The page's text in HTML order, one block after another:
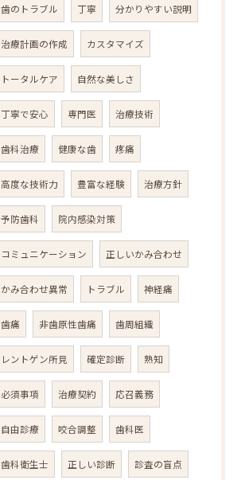
歯のトラブル 丁寧 分かりやすい説明
治療計画の作成 カスタマイズ
トータルケア 自然な美しさ
丁寧で安心 専門医 治療技術
歯科治療 健康な歯 疼痛
高度な技術力 豊富な経験 治療方針
予防歯科 院内感染対策
コミュニケーション 正しいかみ合わせ
かみ合わせ異常 トラブル 神経痛
歯痛 非歯原性歯痛 歯周組織
レントゲン所見 確定診断 熟知
必須事項 治療契約 応召義務
自由診療 咬合調整 歯科医
歯科衛生士 正しい診断 診査の盲点